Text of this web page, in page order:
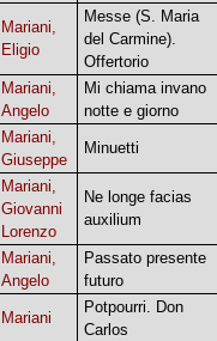
Mariani,
Eligio
Messe (S. Maria
del Carmine).
Offertorio
Mariani,
Angelo
Mi chiama invano
notte e giorno
Mariani,
Giuseppe
Minuetti
Mariani,
Giovanni
Lorenzo
Ne longe facias
auxilium
Mariani,
Angelo
Passato presente
futuro
Mariani
Potpourri. Don
Carlos